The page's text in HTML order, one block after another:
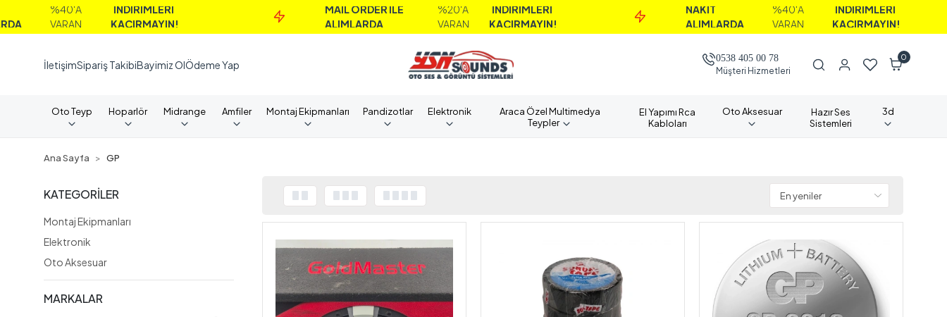
VARAN
İNDİRİMLERİ
KAÇIRMAYIN!
MAİL ORDER İLE
ALIMLARDA
%20'A
İNDİRİMLERİ
KAÇIRMAYIN!
ALIMLARDA
VARAN
İNDİRİMLERİ
KAÇIRMAYIN!
İletişimSipariş TakibiBayimiz OlÖdeme Yap
0538 405 00 78
Müşteri Hizmetleri
0
Oto Teyp Hoparlör Midrange Amfiler Montaj Ekipmanları Pandizotlar Elektronik
Araca Özel Multimedya
Teypler
El Yapımı Rca
Kabloları
Oto Aksesuar
Hazır Ses
Sistemleri
3d
Ana Sayfa GP
KATEGORİLER
Montaj Ekipmanları
Elektronik
Oto Aksesuar
MARKALAR